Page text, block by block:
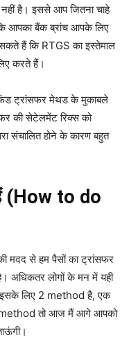
है। इससे आप जितना चाहे
आपका बैंक ब्रांच आपके लिए
हैं कि RTGS का इस्तेमाल
करते हैं।
ट्रांसफर मेथड के मुकाबले
की सेटेलमेंट रिक्स को
संचालित होने के कारण बहुत
(How to do
मदद से हम पैसों का ट्रांसफर
अधिकतर लोगों के मन में यही
इसके लिए 2 method है, एक
तो आज मैं आगे आपको